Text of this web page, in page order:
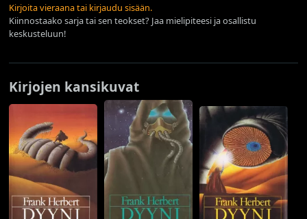
Kirjoita vieraana tai kirjaudu sisään.
Kiinnostaako sarja tai sen teokset? Jaa mielipiteesi ja osallistu
keskusteluun!
Kirjojen kansikuvat